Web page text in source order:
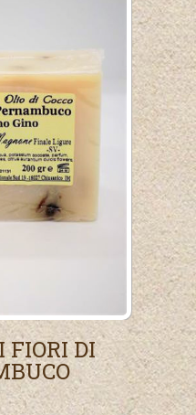
FIORI DI